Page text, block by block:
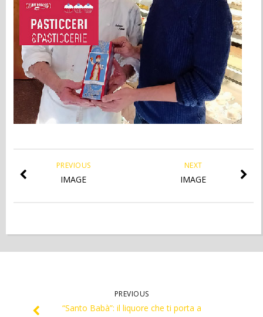
NEXT
IMAGE
PREVIOUS
IMAGE
PREVIOUS
“Santo Babà”: il liquore che ti porta a